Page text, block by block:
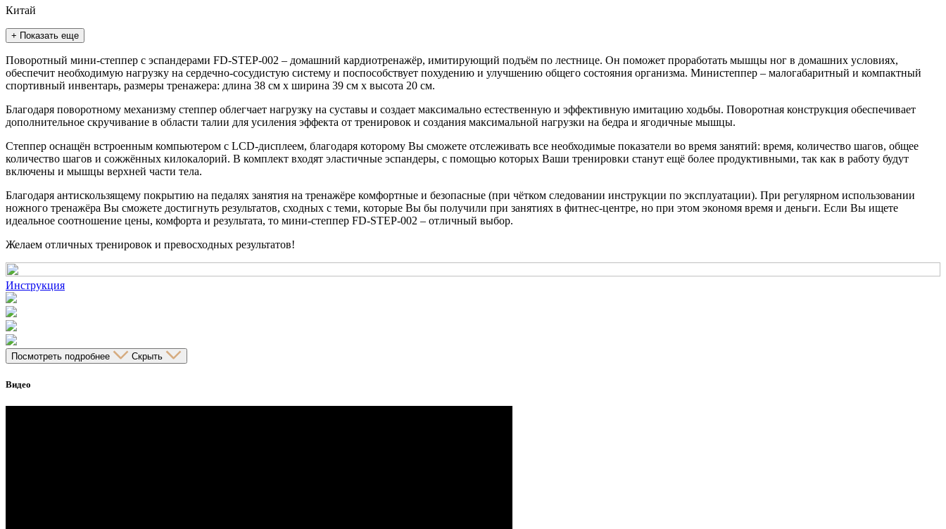
Китай
+ Показать еще
Поворотный мини-степпер с эспандерами FD-STEP-002 – домашний кардиотренажёр, имитирующий подъём по лестнице. Он поможет проработать мышцы ног в домашних условиях,
обеспечит необходимую нагрузку на сердечно-сосудистую систему и поспособствует похудению и улучшению общего состояния организма. Министеппер – малогабаритный и компактный
спортивный инвентарь, размеры тренажера: длина 38 см х ширина 39 см х высота 20 см.
Благодаря поворотному механизму степпер облегчает нагрузку на суставы и создает максимально естественную и эффективную имитацию ходьбы. Поворотная конструкция обеспечивает
дополнительное скручивание в области талии для усиления эффекта от тренировок и создания максимальной нагрузки на бедра и ягодичные мышцы.
Степпер оснащён встроенным компьютером с LCD-дисплеем, благодаря которому Вы сможете отслеживать все необходимые показатели во время занятий: время, количество шагов, общее
количество шагов и сожжённых килокалорий. В комплект входят эластичные эспандеры, с помощью которых Ваши тренировки станут ещё более продуктивными, так как в работу будут
включены и мышцы верхней части тела.
Благодаря антискользящему покрытию на педалях занятия на тренажёре комфортные и безопасные (при чётком следовании инструкции по эксплуатации). При регулярном использовании
ножного тренажёра Вы сможете достигнуть результатов, сходных с теми, которые Вы бы получили при занятиях в фитнес-центре, но при этом экономя время и деньги. Если Вы ищете
идеальное соотношение цены, комфорта и результата, то мини-степпер FD-STEP-002 – отличный выбор.
Желаем отличных тренировок и превосходных результатов!
Инструкция
Посмотреть подробнее Скрыть
Видео